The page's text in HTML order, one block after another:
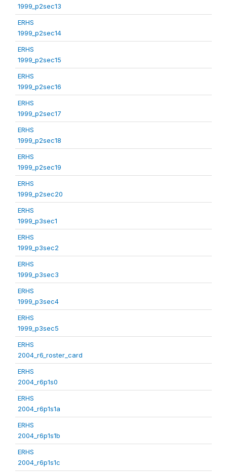
1999_p2sec13
ERHS
1999_p2sec14
ERHS
1999_p2sec15
ERHS
1999_p2sec16
ERHS
1999_p2sec17
ERHS
1999_p2sec18
ERHS
1999_p2sec19
ERHS
1999_p2sec20
ERHS
1999_p3sec1
ERHS
1999_p3sec2
ERHS
1999_p3sec3
ERHS
1999_p3sec4
ERHS
1999_p3sec5
ERHS
2004_r6_roster_card
ERHS
2004_r6p1s0
ERHS
2004_r6p1s1a
ERHS
2004_r6p1s1b
ERHS
2004_r6p1s1c